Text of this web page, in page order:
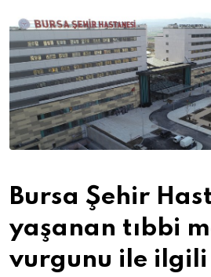
Bursa Şehir
yaşanan tıbbi
vurgunu ile ilgili